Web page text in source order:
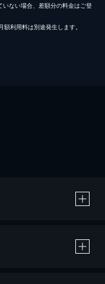
ない場合、差額分の料金はご登
利用料は別途発生します。